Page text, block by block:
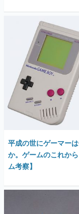
平成の世にゲーマー
か。ゲームのこれか
ム考察】